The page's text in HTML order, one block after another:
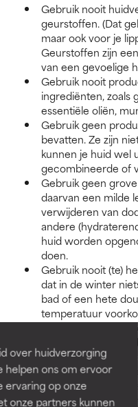
over huidverzorging
helpen ons om ervoor
ervaring op onze
onze partners kunnen
Gebruik nooit
geurstoffen. (Dat
maar ook voor je
Geurstoffen zijn
van een gevoelige
Gebruik nooit
ingrediënten, zoals
essentiële oliën,
Gebruik geen
bevatten. Ze zijn
kunnen je huid wel
gecombineerde of
Gebruik geen
daarvan een milde
verwijderen van
andere
huid worden
doen.
Gebruik nooit (te)
dat in de winter
bad of een hete
temperatuur
Breng na het
aan. Als je huid
dan een dikke laag
niet-geurende
Gebruik geen stuk
Gebruik in plaats